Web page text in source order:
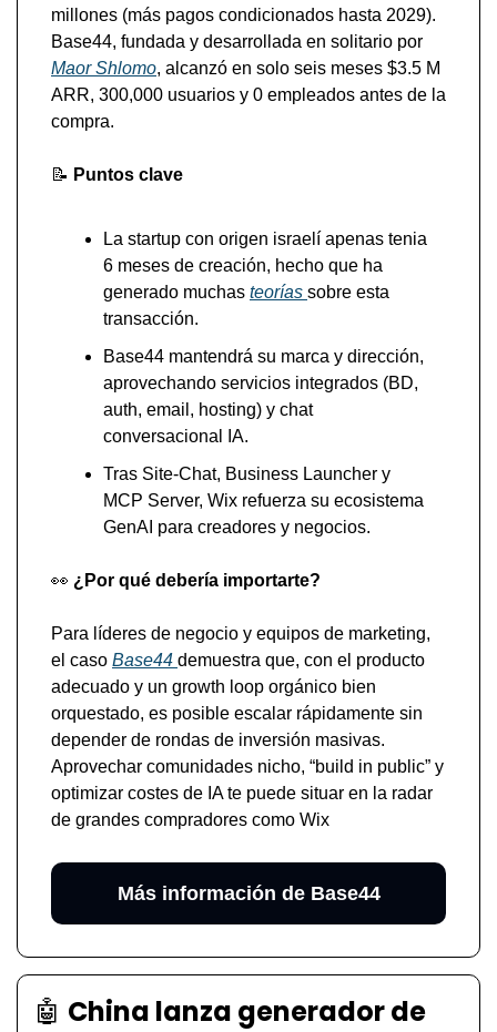
millones (más pagos condicionados hasta 2029).
Maor Shlomo, alcanzó en solo seis meses $3.5 M
ARR, 300,000 usuarios y 0 empleados antes de la
compra.
📝 Puntos clave
La startup con origen israelí apenas tenia
6 meses de creación, hecho que ha
generado muchas teorías sobre esta
transacción.
Base44 mantendrá su marca y dirección,
aprovechando servicios integrados (BD,
auth, email, hosting) y chat
conversacional IA.
Tras Site-Chat, Business Launcher y
MCP Server, Wix refuerza su ecosistema
GenAI para creadores y negocios.
👀 ¿Por qué debería importarte?
Para líderes de negocio y equipos de marketing,
el caso Base44 demuestra que, con el producto
adecuado y un growth loop orgánico bien
orquestado, es posible escalar rápidamente sin
depender de rondas de inversión masivas.
Aprovechar comunidades nicho, “build in public” y
optimizar costes de IA te puede situar en la radar
de grandes compradores como Wix
Más información de Base44
🤖 China lanza generador de